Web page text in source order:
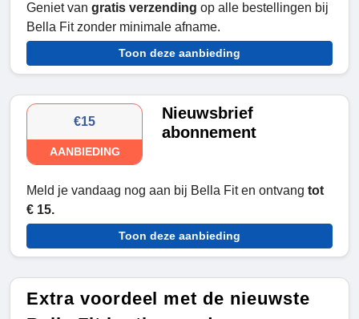
Geniet van gratis verzending op alle bestellingen bij
Bella Fit zonder minimale afname.
Toon deze aanbieding
€15
AANBIEDING
Nieuwsbrief
abonnement
Meld je vandaag nog aan bij Bella Fit en ontvang tot
€ 15.
Toon deze aanbieding
Extra voordeel met de nieuwste